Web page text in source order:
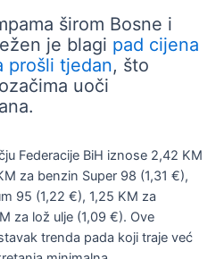
širom Bosne i
je blagi pad cijena
prošli tjedan, što
uoči
Federacije BiH iznose 2,42 KM
za benzin Super 98 (1,31 €),
95 (1,22 €), 1,25 KM za
za lož ulje (1,09 €). Ove
trenda pada koji traje već